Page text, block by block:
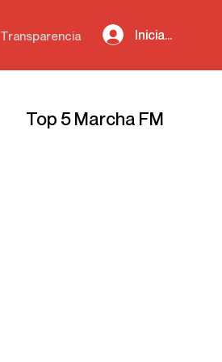
Transparencia Iniciar sesión
Top 5 Marcha FM